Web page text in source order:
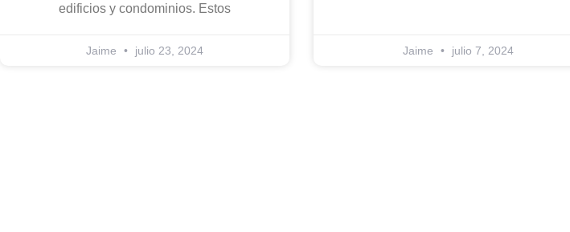
edificios y condominios. Estos
Jaime julio 23, 2024 Jaime julio 7, 2024